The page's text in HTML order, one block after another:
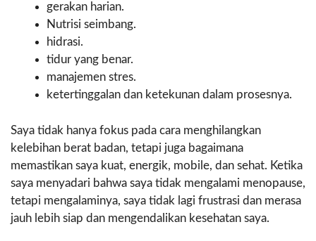
gerakan harian.
Nutrisi seimbang.
hidrasi.
tidur yang benar.
manajemen stres.
ketertinggalan dan ketekunan dalam prosesnya.
Saya tidak hanya fokus pada cara menghilangkan
kelebihan berat badan, tetapi juga bagaimana
memastikan saya kuat, energik, mobile, dan sehat. Ketika
saya menyadari bahwa saya tidak mengalami menopause,
tetapi mengalaminya, saya tidak lagi frustrasi dan merasa
jauh lebih siap dan mengendalikan kesehatan saya.